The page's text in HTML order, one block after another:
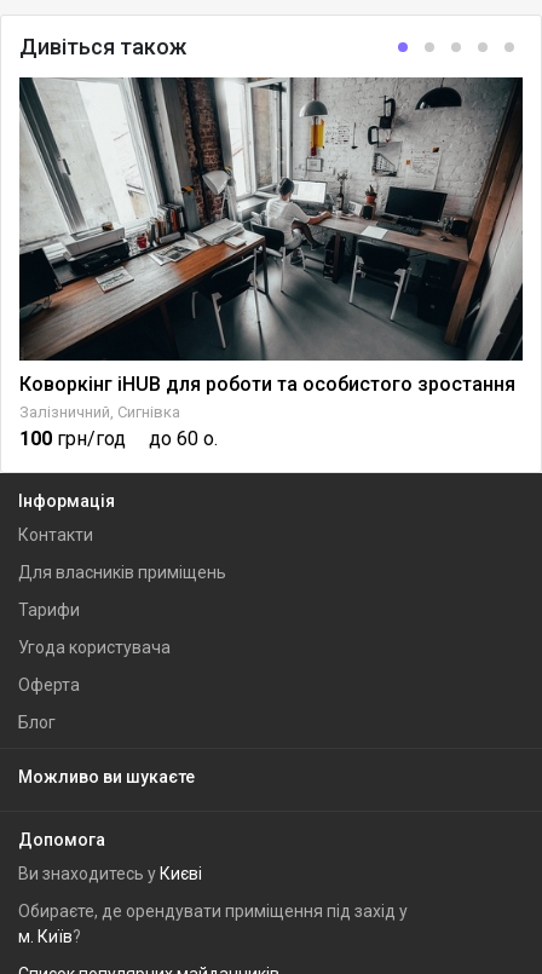
Дивіться також
Коворкінг iHUB для роботи та особистого зростання
Залізничний, Сигнівка
100 грн/год до 60 о.
Інформація
Контакти
Для власників приміщень
Тарифи
Угода користувача
Оферта
Блог
Можливо ви шукаєте
Допомога
Ви знаходитесь у Києві
Обираєте, де орендувати приміщення під захід у
м. Київ?